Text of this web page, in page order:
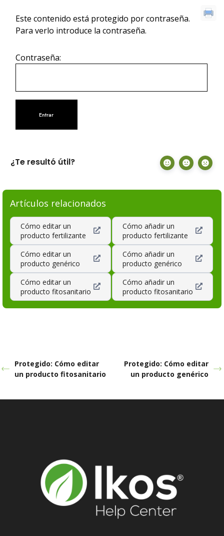
Este contenido está protegido por contraseña.
Para verlo introduce la contraseña.
Contraseña:
¿Te resultó útil?
Artículos relacionados
Cómo editar un
producto fertilizante
Cómo añadir un
producto fertilizante
Cómo editar un
producto genérico
Cómo añadir un
producto genérico
Cómo editar un
producto fitosanitario
Cómo añadir un
producto fitosanitario
Protegido: Cómo editar
un producto fitosanitario
Protegido: Cómo editar
un producto genérico